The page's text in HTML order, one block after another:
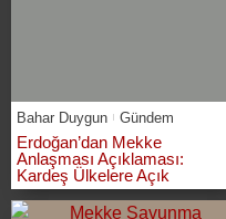
Bahar Duygun Gündem
Erdoğan’dan Mekke
Anlaşması Açıklaması:
Kardeş Ülkelere Açık